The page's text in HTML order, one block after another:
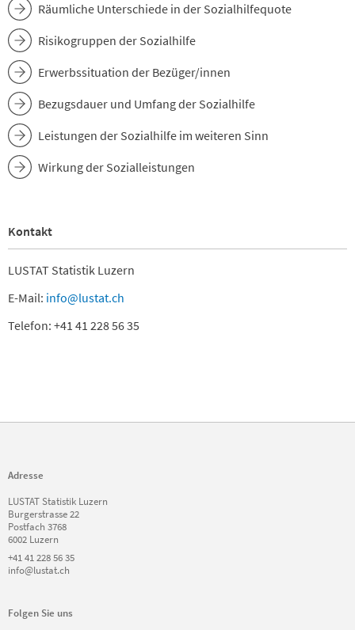
Räumliche Unterschiede in der Sozialhilfequote
Risikogruppen der Sozialhilfe
Erwerbssituation der Bezüger/innen
Bezugsdauer und Umfang der Sozialhilfe
Leistungen der Sozialhilfe im weiteren Sinn
Wirkung der Sozialleistungen
Kontakt
LUSTAT Statistik Luzern
E-Mail: info@lustat.ch
Telefon: +41 41 228 56 35
Adresse
LUSTAT Statistik Luzern
Burgerstrasse 22
Postfach 3768
6002 Luzern
+41 41 228 56 35
info@lustat.ch
Folgen Sie uns